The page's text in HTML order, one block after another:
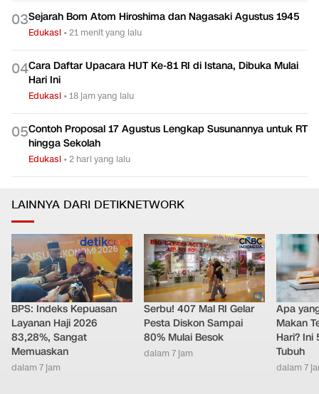
03Sejarah Bom Atom Hiroshima dan Nagasaki Agustus 1945
Edukasi •21 menit yang lalu
04Cara Daftar Upacara HUT Ke-81 RI di Istana, Dibuka Mulai
Hari Ini
Edukasi •18 jam yang lalu
05Contoh Proposal 17 Agustus Lengkap Susunannya untuk RT
hingga Sekolah
Edukasi •2 hari yang lalu
LAINNYA DARI DETIKNETWORK
BPS: Indeks Kepuasan
Layanan Haji 2026
83,28%, Sangat
Memuaskan
dalam 7 jam
Serbu! 407 Mal RI Gelar
Pesta Diskon Sampai
80% Mulai Besok
dalam 7 jam
Apa
Makan
Hari? Ini
Tubuh
dalam 7